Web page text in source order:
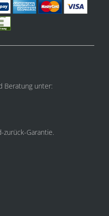
Beratung unter:
zurück-Garantie.